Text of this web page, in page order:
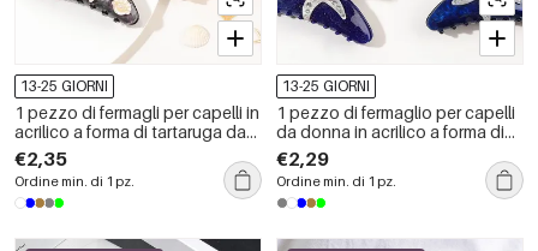
13-25 GIORNI
1 pezzo di fermagli per capelli in
acrilico a forma di tartaruga da
vacanza, serie lussuosa, da
donna
€2,35
Ordine min. di 1 pz.
13-25 GIORNI
1 pezzo di fermaglio per capelli
da donna in acrilico a forma di
tartaruga e stella marina, stile
vacanza lussuoso
€2,29
Ordine min. di 1 pz.